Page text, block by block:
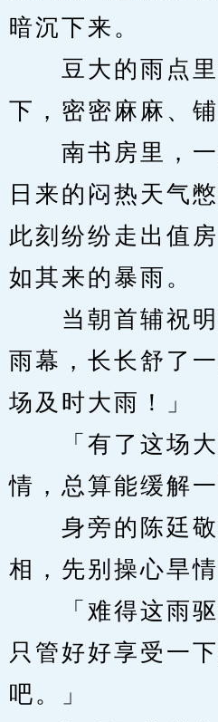
暗沉下来。
豆大的雨点里
下，密密麻麻、铺
南书房里，一
日来的闷热天气
此刻纷纷走出值
如其来的暴雨。
当朝首辅祝明
雨幕，长长舒了
场及时大雨！」
「有了这场大
情，总算能缓解一
身旁的陈廷敬
相，先别操心旱情
「难得这雨驱
只管好好享受一
吧。」